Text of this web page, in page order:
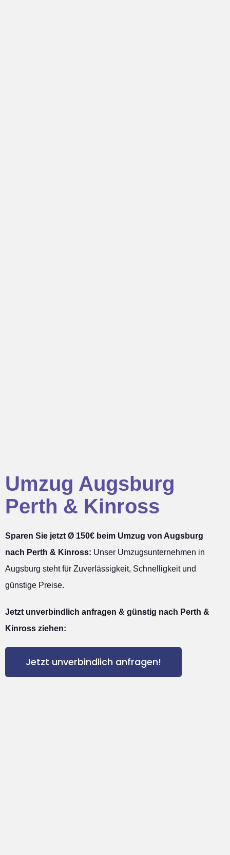
Umzug Augsburg
Perth & Kinross
Sparen Sie jetzt Ø 150€ beim Umzug von Augsburg
nach Perth & Kinross: Unser Umzugsunternehmen in
Augsburg steht für Zuverlässigkeit, Schnelligkeit und
günstige Preise.
Jetzt unverbindlich anfragen & günstig nach Perth &
Kinross ziehen:
Jetzt unverbindlich anfragen!